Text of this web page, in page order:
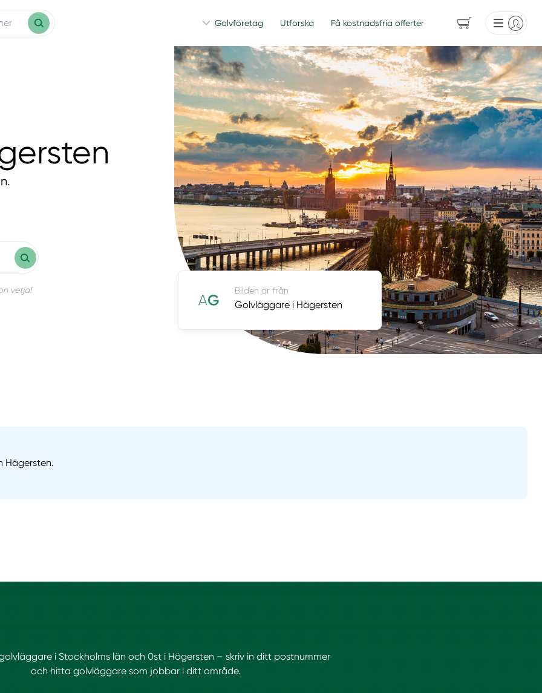
Golvföretag Utforska Få kostnadsfria offerter
vetja! Bilden är från
Golvläggare i Hägersten
Hägersten.
i Stockholms län och 0st i Hägersten – skriv in ditt postnummer
och hitta golvläggare som jobbar i ditt område.